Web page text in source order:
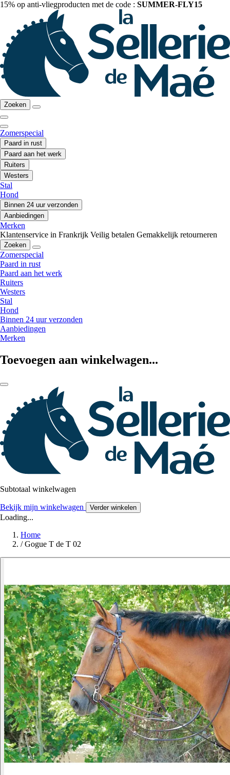
15% op anti-vliegproducten met de code : SUMMER-FLY15
Zoeken
Zomerspecial
Paard in rust
Paard aan het werk
Ruiters
Westers
Stal
Hond
Binnen 24 uur verzonden
Aanbiedingen
Merken
Klantenservice in Frankrijk Veilig betalen Gemakkelijk retourneren
Zoeken
Zomerspecial
Paard in rust
Paard aan het werk
Ruiters
Westers
Stal
Hond
Binnen 24 uur verzonden
Aanbiedingen
Merken
Toevoegen aan winkelwagen...
Subtotaal winkelwagen
Bekijk mijn winkelwagen Verder winkelen
Loading...
Home
/ Gogue T de T 02